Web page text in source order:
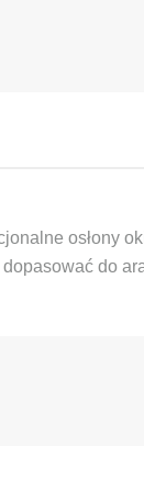
osłony
do